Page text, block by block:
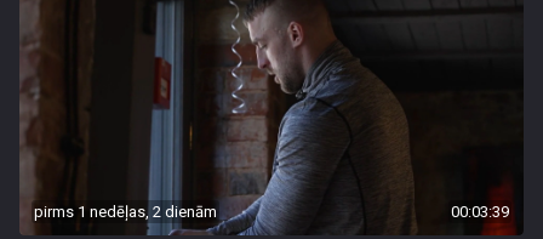
pirms 1 nedēļas, 2 dienām 00:03:39